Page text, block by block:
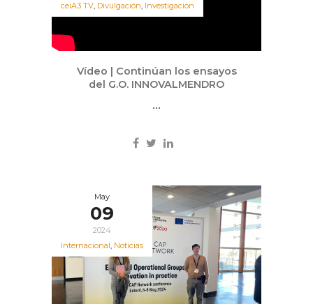
ceiA3 TV, Divulgación, Investigación
Vídeo | Continúan los ensayos
del G.O. INNOVALMENDRO
...
May
09
2024
Internacional, Noticias